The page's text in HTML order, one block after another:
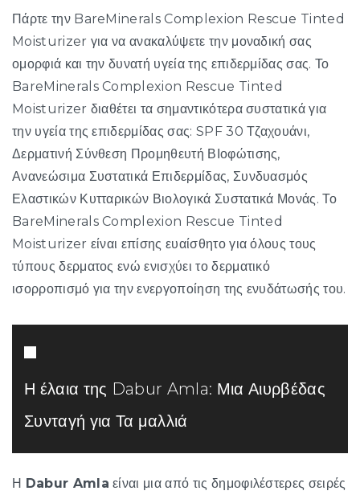
Πάρτε την BareMinerals Complexion Rescue Tinted
Moisturizer για να ανακαλύψετε την μοναδική σας
ομορφιά και την δυνατή υγεία της επιδερμίδας σας. Το
BareMinerals Complexion Rescue Tinted
Moisturizer διαθέτει τα σημαντικότερα συστατικά για
την υγεία της επιδερμίδας σας: SPF 30 Τζαχουάνι,
Δερματινή Σύνθεση Προμηθευτή ΒΙοφώτισης,
Ανανεώσιμα Συστατικά Επιδερμίδας, Συνδυασμός
Ελαστικών Κυτταρικών Βιολογικά Συστατικά Μονάς. Το
BareMinerals Complexion Rescue Tinted
Moisturizer είναι επίσης ευαίσθητο για όλους τους
τύπους δερματος ενώ ενισχύει το δερματικό
ισορροπισμό για την ενεργοποίηση της ενυδάτωσής του.
Η έλαια της Dabur Amla: Μια Αιυρβέδας
Συνταγή για Τα μαλλιά
Η Dabur Amla είναι μια από τις δημοφιλέστερες σειρές